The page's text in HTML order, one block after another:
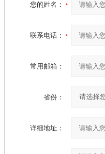
您的姓名：
联系电话：
常用邮箱：
省份：
详细地址：